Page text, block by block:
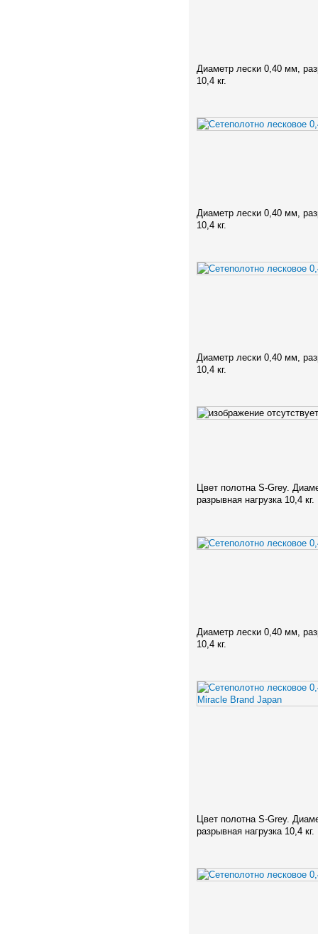
Диаметр лески 0,40 мм,
10,4 кг.
Диаметр лески 0,40 мм,
10,4 кг.
Диаметр лески 0,40 мм,
10,4 кг.
Цвет полотна S-Grey.
разрывная нагрузка 10,4 кг.
Диаметр лески 0,40 мм,
10,4 кг.
Цвет полотна S-Grey.
разрывная нагрузка 10,4 кг.